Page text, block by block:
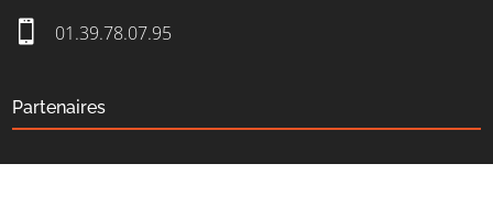
 01.39.78.07.95
Partenaires